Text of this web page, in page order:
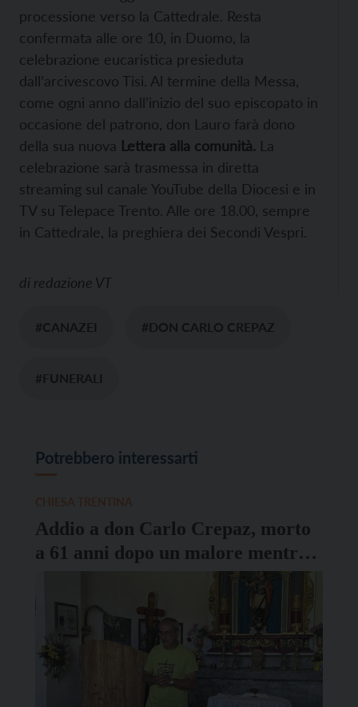
processione verso la Cattedrale. Resta
confermata alle ore 10, in Duomo, la
celebrazione eucaristica presieduta
dall’arcivescovo Tisi. Al termine della Messa,
come ogni anno dall’inizio del suo episcopato in
occasione del patrono, don Lauro farà dono
della sua nuova Lettera alla comunità. La
celebrazione sarà trasmessa in diretta
streaming sul canale YouTube della Diocesi e in
TV su Telepace Trento. Alle ore 18.00, sempre
in Cattedrale, la preghiera dei Secondi Vespri.
di redazione VT
#CANAZEI #DON CARLO CREPAZ
#FUNERALI
Potrebbero interessarti
Addio a don Carlo Crepaz, morto
a 61 anni dopo un malore mentre